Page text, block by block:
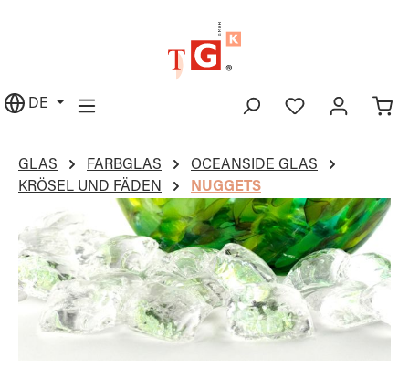
DE
GLAS FARBGLAS
OCEANSIDE GLAS
KRÖSEL UND FÄDEN
NUGGETS